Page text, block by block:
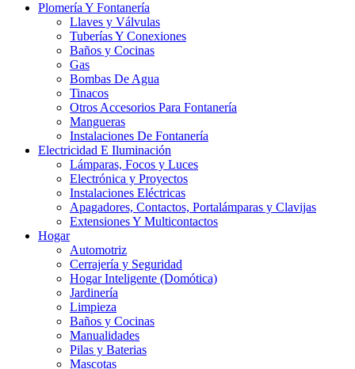
Plomería Y Fontanería
Llaves y Válvulas
Tuberías Y Conexiones
Baños y Cocinas
Gas
Bombas De Agua
Tinacos
Otros Accesorios Para Fontanería
Mangueras
Instalaciones De Fontanería
Electricidad E Iluminación
Lámparas, Focos y Luces
Electrónica y Proyectos
Instalaciones Eléctricas
Apagadores, Contactos, Portalámparas y Clavijas
Extensiones Y Multicontactos
Hogar
Automotriz
Cerrajería y Seguridad
Hogar Inteligente (Domótica)
Jardinería
Limpieza
Baños y Cocinas
Manualidades
Pilas y Baterias
Mascotas